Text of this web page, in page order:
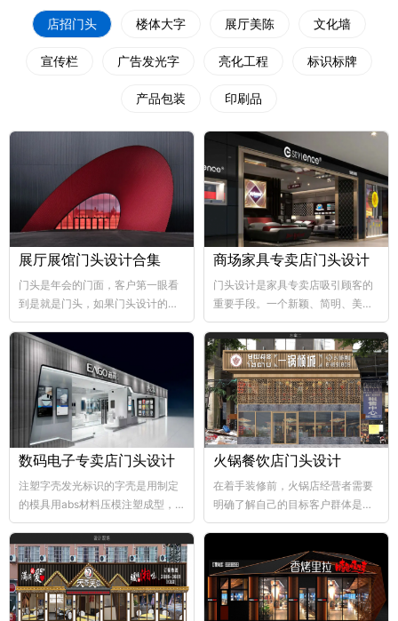
店招门头 楼体大字 展厅美陈 文化墙
宣传栏 广告发光字 亮化工程 标识标牌
产品包装 印刷品
展厅展馆门头设计合集
门头是年会的门面，客户第一眼看
到是就是门头，如果门头设计的比
较好，那年会也向...
商场家具专卖店门头设计
门头设计是家具专卖店吸引顾客的
重要手段。一个新颖、简明、美观
大方的门...
数码电子专卖店门头设计
注塑字壳发光标识的字壳是用制定
的模具用abs材料压模注塑成型，
abs韧性好、不易破碎...
火锅餐饮店门头设计
在着手装修前，火锅店经营者需要
明确了解自己的目标客户群体是哪
个层次，这样...